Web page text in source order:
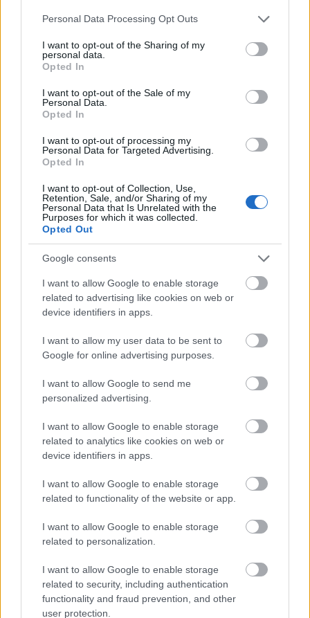
Please note that this website/app uses one or more Google
not limited to your visit or usage behaviour. You may click to
grant or deny consent to Google and its third-party tags to
use your data for below specified purposes in below Google
consent section.
Personal Data Processing Opt Outs
I want to opt-out of the Sharing of my
personal data.
Opted In
I want to opt-out of the Sale of my
Personal Data.
Opted In
I want to opt-out of processing my
Personal Data for Targeted Advertising.
Opted In
I want to opt-out of Collection, Use,
Retention, Sale, and/or Sharing of my
Personal Data that Is Unrelated with the
Purposes for which it was collected.
Opted Out
Google consents
I want to allow Google to enable storage
related to advertising like cookies on web or
device identifiers in apps.
I want to allow my user data to be sent to
Google for online advertising purposes.
I want to allow Google to send me
personalized advertising.
I want to allow Google to enable storage
related to analytics like cookies on web or
device identifiers in apps.
I want to allow Google to enable storage
related to functionality of the website or app.
I want to allow Google to enable storage
related to personalization.
I want to allow Google to enable storage
related to security, including authentication
functionality and fraud prevention, and other
user protection.
δράσεις, προσφέροντας τη δυνατότητα σε
επισκεφτούν τις εγκαταστάσεις της.
Η ΔΊΡΦΥΣ Α.Ε. ΥΠΟΔΈΧΕΤΑΙ ΝΈΟ
ΕΜΠΕΙΡΊΑ ΣΤΟΝ ΚΛΆΔΟ ΤΩΝ ΠΟΤΏΝ
Η Δίρφυς Α.Ε., μια δυναμικά εξελισσόμενη
εταιρεία στον κλάδο της εμφιάλωσης νερού
στην Ελλάδα, ανακοινώνει την ένταξη του
Κωνσταντίνου Τζανετή στη θέση του
ΔΙΑΒΑΣΤΕ ΠΕΡΙΣΣΟΤΕΡΑ >>
ΔΊΡΦΥΣ ΜΈΣΑ ΑΠΌ ΙΑΤΡΙΚΉ ΈΡΕΥΝΑ
καταγράφεται εκ νέου στο δημόσιο διάλογο
γύρω από την θετική επίδραση του νερού
στην υγεία του ανθρώπου, η ΔΙΡΦΥΣ Α.Ε.
επιστημονική μελέτη του 2019, η οποία
εξακολουθεί να αποτελεί αντικείμενο
ΔΙΑΒΑΣΤΕ ΠΕΡΙΣΣΟΤΕΡΑ >>